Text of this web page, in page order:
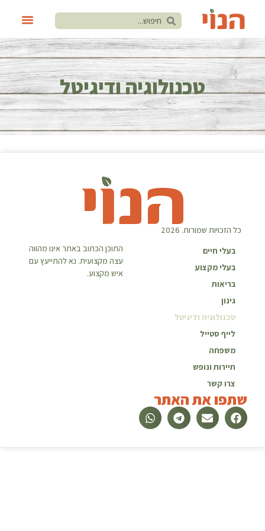
טכנולוגיה ודיגיטל
כל הזכויות שמורות. 2026
בעלי חיים
בעלי מקצוע
בריאות
גינון
טכנולוגיה ודיגיטל
לייף סטייל
משפחה
תיירות ונופש
צרו קשר
התוכן הכתוב באתר אינו מהווה
עצה מקצועית. נא להתייעץ עם
איש מקצוע.
שתפו את האתר